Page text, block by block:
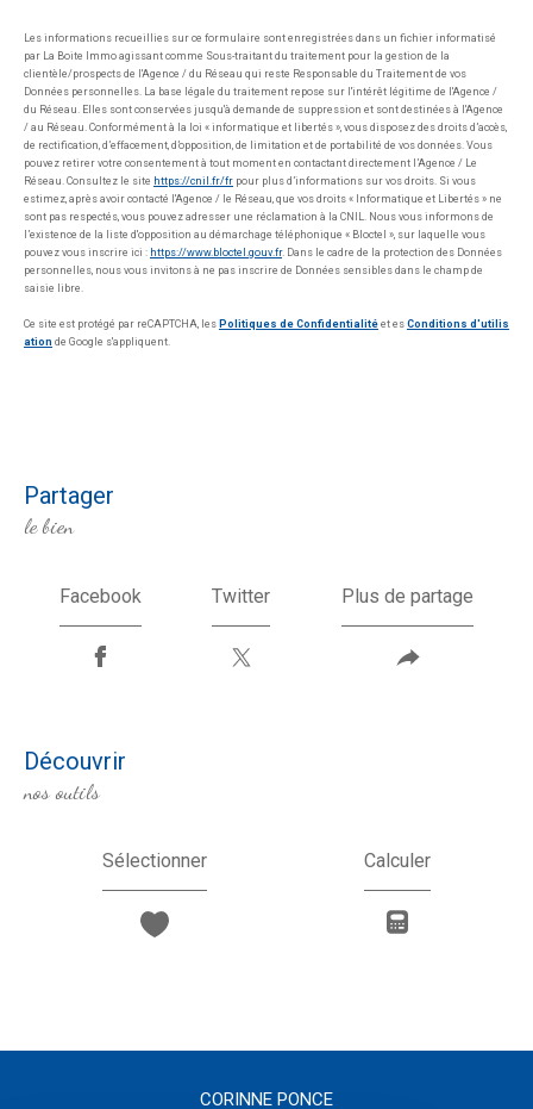
Les informations recueillies sur ce formulaire sont enregistrées dans un fichier informatisé
par La Boite Immo agissant comme Sous-traitant du traitement pour la gestion de la
clientèle/prospects de l'Agence / du Réseau qui reste Responsable du Traitement de vos
Données personnelles. La base légale du traitement repose sur l'intérêt légitime de l'Agence /
du Réseau. Elles sont conservées jusqu'à demande de suppression et sont destinées à l'Agence
/ au Réseau. Conformément à la loi « informatique et libertés », vous disposez des droits d’accès,
de rectification, d’effacement, d’opposition, de limitation et de portabilité de vos données. Vous
pouvez retirer votre consentement à tout moment en contactant directement l’Agence / Le
Réseau. Consultez le site https://cnil.fr/fr pour plus d’informations sur vos droits. Si vous
estimez, après avoir contacté l'Agence / le Réseau, que vos droits « Informatique et Libertés » ne
sont pas respectés, vous pouvez adresser une réclamation à la CNIL. Nous vous informons de
l’existence de la liste d'opposition au démarchage téléphonique « Bloctel », sur laquelle vous
pouvez vous inscrire ici : https://www.bloctel.gouv.fr. Dans le cadre de la protection des Données
personnelles, nous vous invitons à ne pas inscrire de Données sensibles dans le champ de
saisie libre.
Ce site est protégé par reCAPTCHA, les Politiques de Confidentialité et es Conditions d'utilis
ation de Google s'appliquent.
partager
le bien
Facebook Twitter Plus de partage
découvrir
nos outils
Sélectionner Calculer
CORINNE PONCE